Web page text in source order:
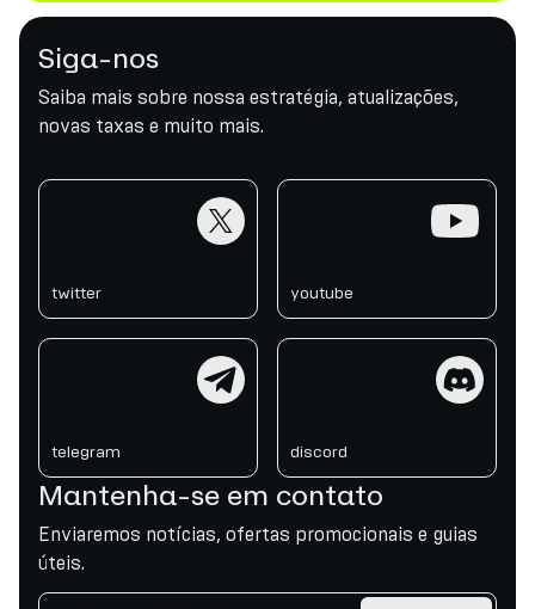
Siga-nos
Saiba mais sobre nossa estratégia, atualizações,
novas taxas e muito mais.
twitter youtube
telegram discord
Mantenha-se em contato
Enviaremos notícias, ofertas promocionais e guias
úteis.